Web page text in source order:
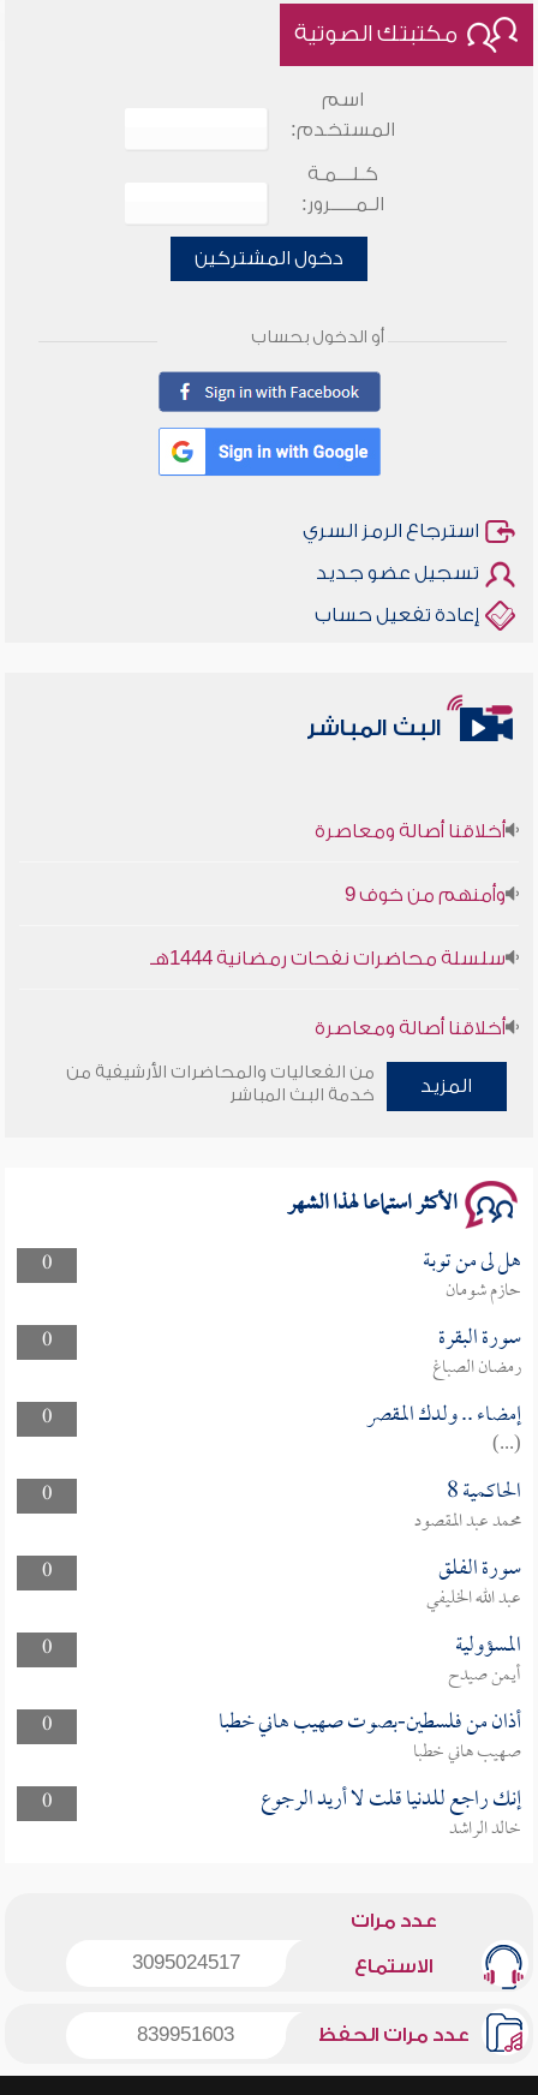
مكتبتك الصوتية
اسم
المستخدم:
كـلـــمـة
الـمـــــرور:
دخول المشتركين
أو الدخول بحساب
استرجاع الرمز السري
تسجيل عضو جديد
إعادة تفعيل حساب
البث المباشر
أخلاقنا أصالة ومعاصرة
وأمنهم من خوف 9
سلسلة محاضرات نفحات رمضانية 1444هـ
أخلاقنا أصالة ومعاصرة
وأمنهم من خوف 9
المزيد
من الفعاليات والمحاضرات الأرشيفية من
خدمة البث المباشر
الأكثر استماعا لهذا الشهر
0 هل لى من توبة
حازم شومان
0
سورة البقرة
رمضان الصباغ
0
إمضاء .. ولدك المقصر
(...)
0
الحاكمية 8
محمد عبد المقصود
0
سورة الفلق
عبد الله الخليفي
0
المسؤولية
أيمن صيدح
0
أذان من فلسطين-بصوت صهيب هاني خطبا
صهيب هاني خطبا
0
إنك راجع للدنيا قلت لا أريد الرجوع
خالد الراشد
عدد مرات
الاستماع 3095024517
عدد مرات الحفظ 839951603